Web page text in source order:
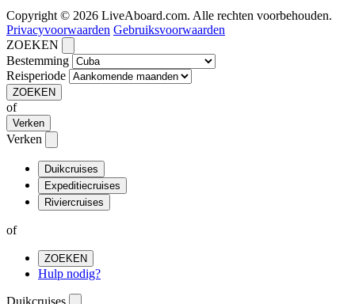
Copyright © 2026 LiveAboard.com. Alle rechten voorbehouden.
Privacyvoorwaarden Gebruiksvoorwaarden
ZOEKEN
Bestemming
Reisperiode
ZOEKEN
of
Verken
Verken
Duikcruises
Expeditiecruises
Riviercruises
of
ZOEKEN
Hulp nodig?
Duikcruises